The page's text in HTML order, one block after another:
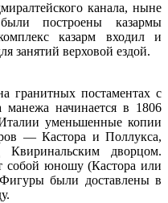
канала, ныне
были построены казармы
казарм входил и
занятий верховой ездой.
гранитных постаментах с
манежа начинается в 1806
уменьшенные копии
— Кастора и Поллукса,
дворцом.
собой юношу (Кастора или
были доставлены в